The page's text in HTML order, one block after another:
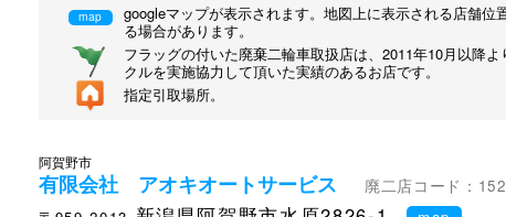
map
googleマップが表示されます。地図上に表示される店舗
る場合があります。
フラッグの付いた廃棄二輪車取扱店は、2011年10月以降
クルを実施協力して頂いた実績のあるお店です。
指定引取場所。
阿賀野市
有限会社 アオキオートサービス
廃二店コード：